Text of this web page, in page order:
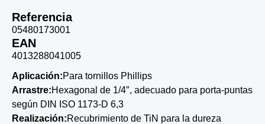
Referencia
05480173001
EAN
4013288041005
Aplicación:Para tornillos Phillips
Arrastre:Hexagonal de 1/4″, adecuado para porta-puntas
según DIN ISO 1173-D 6,3
Realización:Recubrimiento de TiN para la dureza